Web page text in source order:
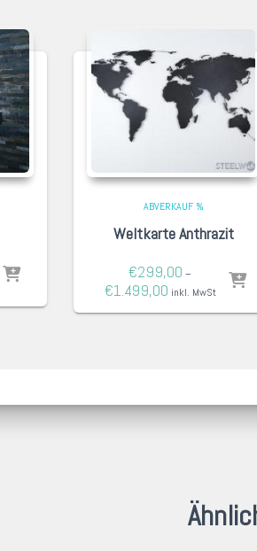
ABVERKAUF %
Weltkarte Anthrazit
€299,00 –
€1.499,00 inkl. MwSt